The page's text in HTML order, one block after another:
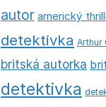
autor americký
detektivka Arthur
britská autorka
detektivka